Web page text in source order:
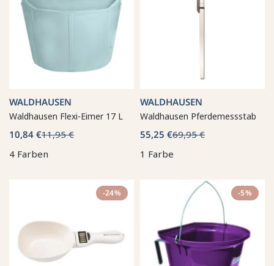
WALDHAUSEN
Waldhausen Flexi-Eimer 17 L
10,84 €11,95 €
4 Farben
WALDHAUSEN
Waldhausen Pferdemessstab
55,25 €69,95 €
1 Farbe
-24% -5%